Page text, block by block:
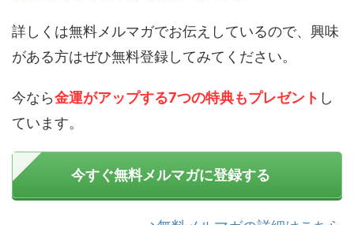
詳しくは無料メルマガでお伝えしているので、興味
がある方はぜひ無料登録してみてください。
今なら金運がアップする7つの特典もプレゼント し
ています。
今すぐ無料メルマガに登録する